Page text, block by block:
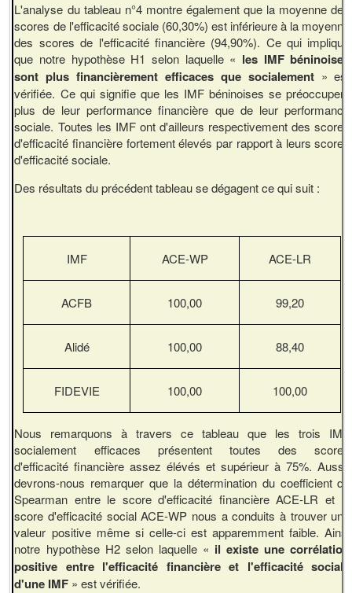
L'analyse du tableau n°4 montre également que la moyenne des
scores de l'efficacité sociale (60,30%) est inférieure à la moyenne
des scores de l'efficacité financière (94,90%). Ce qui implique
que notre hypothèse H1 selon laquelle « les IMF béninoises
sont plus financièrement efficaces que socialement » est
vérifiée. Ce qui signifie que les IMF béninoises se préoccupent
plus de leur performance financière que de leur performance
sociale. Toutes les IMF ont d'ailleurs respectivement des scores
d'efficacité financière fortement élevés par rapport à leurs scores
d'efficacité sociale.
Des résultats du précédent tableau se dégagent ce qui suit :
IMF ACE-WP ACE-LR
ACFB 100,00 99,20
Alidé 100,00 88,40
FIDEVIE 100,00 100,00
Nous remarquons à travers ce tableau que les trois IMF
socialement efficaces présentent toutes des scores
d'efficacité financière assez élévés et supérieur à 75%. Aussi,
devrons-nous remarquer que la détermination du coefficient de
Spearman entre le score d'efficacité financière ACE-LR et le
score d'efficacité social ACE-WP nous a conduits à trouver une
valeur positive même si celle-ci est apparemment faible. Ainsi
notre hypothèse H2 selon laquelle « il existe une corrélation
positive entre l'efficacité financière et l'efficacité sociale
d'une IMF » est vérifiée.